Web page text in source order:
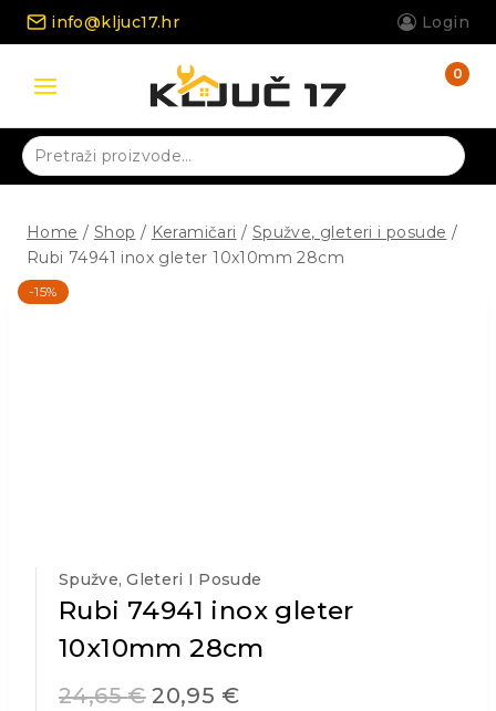
Skip
info@kljuc17.hr Login
0
Pretraži:
Home / Shop / Keramičari / Spužve, gleteri i posude /
Rubi 74941 inox gleter 10x10mm 28cm
-15%
Spužve, Gleteri I Posude
Rubi 74941 inox gleter
10x10mm 28cm
24,65€ 20,95 €